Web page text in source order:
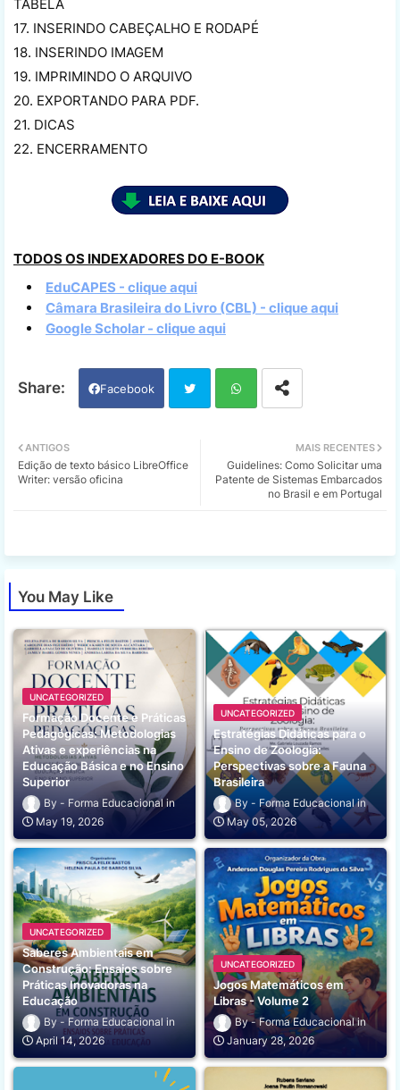
TABELA
17. INSERINDO CABEÇALHO E RODAPÉ
18. INSERINDO IMAGEM
19. IMPRIMINDO O ARQUIVO
20. EXPORTANDO PARA PDF.
21. DICAS
22. ENCERRAMENTO
TODOS OS INDEXADORES DO E-BOOK
EduCAPES - clique aqui
Câmara Brasileira do Livro (CBL) - clique aqui
Google Scholar - clique aqui
Facebook
tter ats
MAIS RECENTES
Guidelines: Como Solicitar uma
Patente de Sistemas Embarcados
no Brasil e em Portugal
ANTIGOS
Edição de texto básico LibreOffice
Writer: versão oficina
You May Like
UNCATEGORIZED
Formação Docente e Práticas
Pedagógicas: Metodologias
Ativas e experiências na
Educação Básica e no Ensino
Superior
Forma Educacional
May 19, 2026
UNCATEGORIZED
Estratégias Didáticas para o
Ensino de Zoologia:
Perspectivas sobre a Fauna
Brasileira
Forma Educacional
May 05, 2026
UNCATEGORIZED
Saberes Ambientais em
Construção: Ensaios sobre
Práticas Inovadoras na
Educação
Forma Educacional
April 14, 2026
UNCATEGORIZED
Jogos Matemáticos em
Libras - Volume 2
Forma Educacional
January 28, 2026